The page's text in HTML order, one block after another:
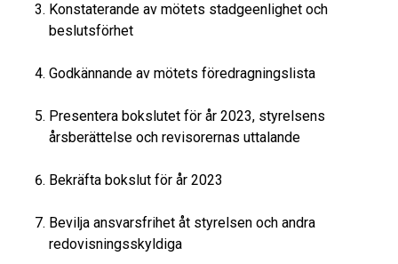
Konstaterande av mötets stadgeenlighet och
beslutsförhet
Godkännande av mötets föredragningslista
Presentera bokslutet för år 2023, styrelsens
årsberättelse och revisorernas uttalande
Bekräfta bokslut för år 2023
Bevilja ansvarsfrihet åt styrelsen och andra
redovisningsskyldiga